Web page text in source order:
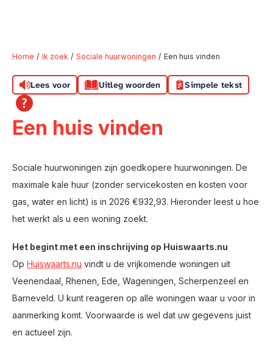
Naar hoofdinhoud
Naar hoofdnavigatiemenu
Naar zoeken
Home Ik zoek Sociale huurwoningen Een huis vinden
Lees voor Uitleg woorden Simpele tekst
Een huis vinden
Sociale huurwoningen zijn goedkopere huurwoningen. De
maximale kale huur (zonder servicekosten en kosten voor
gas, water en licht) is in 2026 €932,93. Hieronder leest u hoe
het werkt als u een woning zoekt.
Het begint met een inschrijving op Huiswaarts.nu
Op Huiswaarts.nu vindt u de vrijkomende woningen uit
Veenendaal, Rhenen, Ede, Wageningen, Scherpenzeel en
Barneveld. U kunt reageren op alle woningen waar u voor in
aanmerking komt. Voorwaarde is wel dat uw gegevens juist
en actueel zijn.